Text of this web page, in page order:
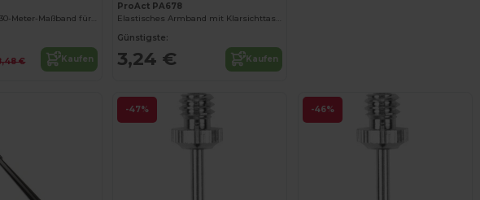
Professionelles 30-Meter-Maßband für Präzision
€ Kaufen
ProAct PA678
Elastisches Armband mit Klarsichttasche für Personalisierung
Günstigste:
3,24 € Kaufen
-47% -46%